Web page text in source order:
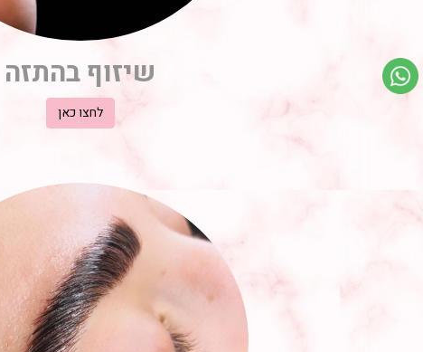
שיזוף בהתזה
לחצו כאן